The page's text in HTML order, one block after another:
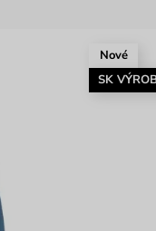
Nové
SK